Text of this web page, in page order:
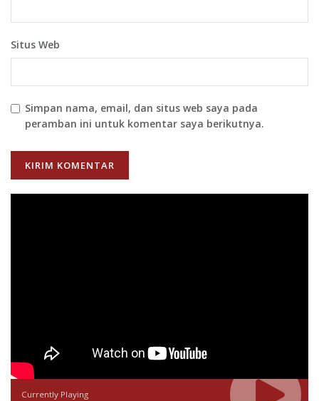
Situs Web
Simpan nama, email, dan situs web saya pada
peramban ini untuk komentar saya berikutnya.
Currently Playing